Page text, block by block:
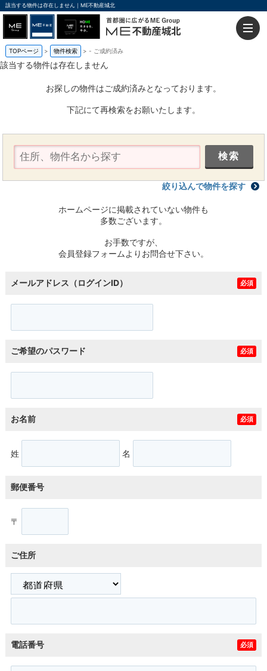
該当する物件は存在しません｜ME不動産城北
TOPページ 物件検索 - ご成約済み
該当する物件は存在しません
お探しの物件はご成約済みとなっております。
下記にて再検索をお願いたします。
絞り込んで物件を探す
ホームページに掲載されていない物件も
多数ございます。
お手数ですが、
会員登録フォームよりお問合せ下さい。
メールアドレス（ログインID） 必須
ご希望のパスワード 必須
お名前 必須
姓 名
郵便番号
〒
ご住所
電話番号 必須